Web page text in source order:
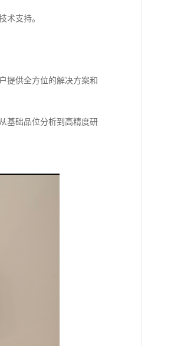
术支持。
提供全方位的解决方案和
基础品位分析到高精度研